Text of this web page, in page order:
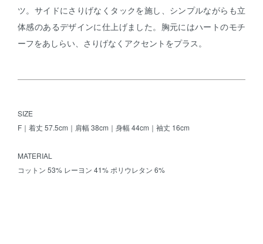
ツ。サイドにさりげなくタックを施し、シンプルながらも立
体感のあるデザインに仕上げました。胸元にはハートのモチ
ーフをあしらい、さりげなくアクセントをプラス。
SIZE
F｜着丈 57.5cm｜肩幅 38cm｜身幅 44cm｜袖丈 16cm
MATERIAL
コットン 53% レーヨン 41% ポリウレタン 6%